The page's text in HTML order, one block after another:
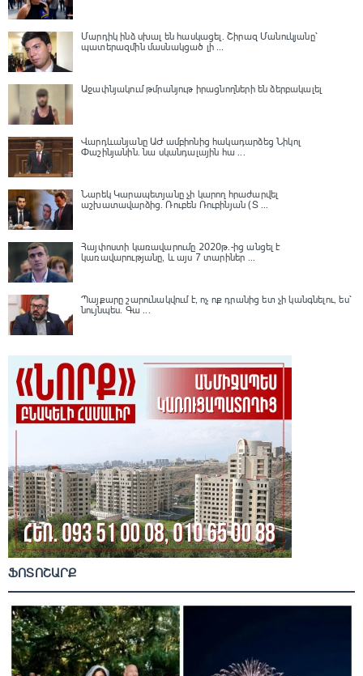
Մարդիկ ինձ սխալ են հասկացել. Շիրազ Մանուկյանը՝
պատերազմին մասնակցած լի ...
Աջափնյակում թմրանյութ իրացնողների են ձերբակալել
Վարդևանյանը ԱԺ ամբիոնից հակադարձեց Նիկոլ
Փաշինյանին․ նա սկանդալային հա ...
Նարեկ Կարապետյանը չի կարող հրաժարվել
աշխատավարձից. Ռուբեն Ռուբինյան (Տ ...
Հայփոստի կառավարումը 2020թ.-ից անցել է
կառավարությանը, և այս 7 տարիներ ...
Պայքարը շարունակվում է, ոչ ոք դրանից ետ չի կանգնելու, ես՝
նույնպես․ Գա ...
ՖՈՏՈՇԱՐՔ